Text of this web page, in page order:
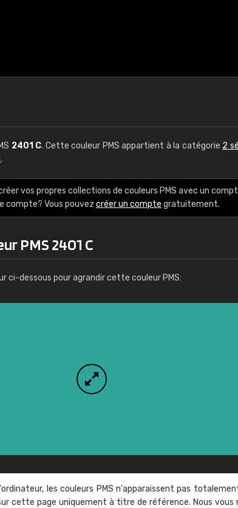
2401 C. Cette couleur PMS appartient à la catégorie 2
.
vos propres collections de couleurs PMS avec un
compte? Vous pouvez créer un compte gratuitement.
PMS 2401 C
ci-dessous pour agrandir cette couleur PMS:
les couleurs PMS n'apparaissent pas
cette page uniquement à titre de référence. Nous vous